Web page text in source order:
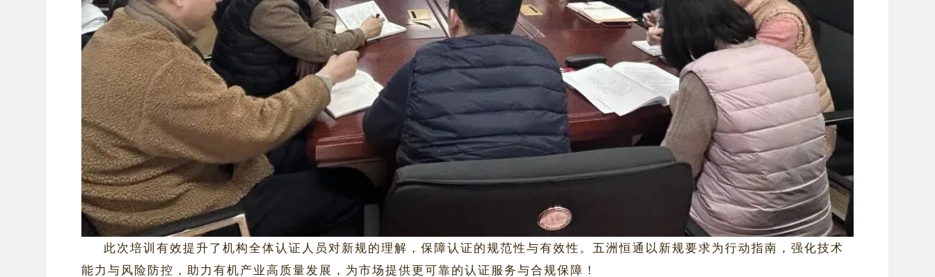
此次培训有效提升了机构全体认证人员对新规的理解，保障认证的规范性与有效性。五洲恒通以新规要求为行动指南，强化技术
能力与风险防控，助力有机产业高质量发展，为市场提供更可靠的认证服务与合规保障！